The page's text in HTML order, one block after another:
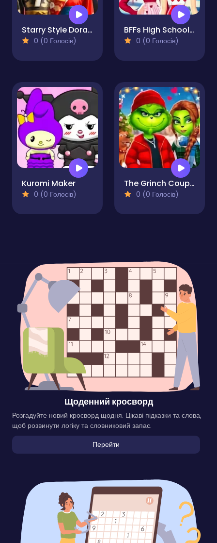
Starry Style Dorama of Dream
0 (0 Голосів)
BFFs High School First Date Look
0 (0 Голосів)
Kuromi Maker
0 (0 Голосів)
The Grinch Couple Holiday Dress Up
0 (0 Голосів)
Щоденний кросворд
Розгадуйте новий кросворд щодня. Цікаві підказки та слова,
щоб розвинути логіку та словниковий запас.
Перейти